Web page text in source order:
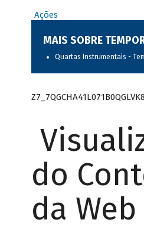
Ações
MAIS SOBRE
Quartas Instrumentais -
do
da Web